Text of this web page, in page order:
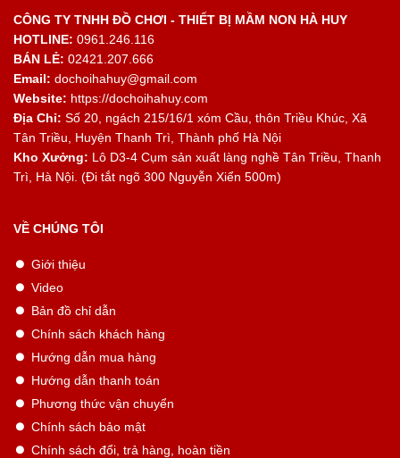
CÔNG TY TNHH ĐỒ CHƠI - THIẾT BỊ MẦM NON HÀ HUY
HOTLINE: 0961.246.116
BÁN LẺ: 02421.207.666
Email: dochoihahuy@gmail.com
Website: https://dochoihahuy.com
Địa Chỉ: Số 20, ngách 215/16/1 xóm Cầu, thôn Triều Khúc, Xã
Tân Triều, Huyện Thanh Trì, Thành phố Hà Nội
Kho Xưởng: Lô D3-4 Cụm sản xuất làng nghề Tân Triều, Thanh
Trì, Hà Nội. (Đi tắt ngõ 300 Nguyễn Xiển 500m)
VỀ CHÚNG TÔI
Giới thiệu
Video
Bản đồ chỉ dẫn
Chính sách khách hàng
Hướng dẫn mua hàng
Hướng dẫn thanh toán
Phương thức vận chuyển
Chính sách bảo mật
Chính sách đổi, trả hàng, hoàn tiền